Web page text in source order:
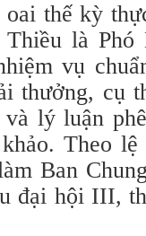
oai thế kỳ
là
vụ
thưởng, cụ
lý luận
Theo
Ban
đại hội III,